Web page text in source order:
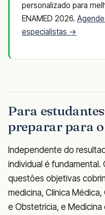
personalizado para
ENAMED 2026.
especialistas →
Para
preparar para
Independente do
individual é fundamental.
questões objetivas
medicina, Clínica
e Obstetrícia, e Medicina